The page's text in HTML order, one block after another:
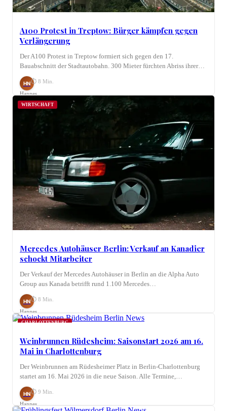
A100 Protest in Treptow: Bürger kämpfen gegen
Verlängerung
Der A100 Protest in Treptow formiert sich gegen den 17.
Bauabschnitt der Stadtautobahn. 300 Mieter fürchten Abriss ihrer…
HN
Hannes
Nagel
⏱ 8 Min.
WIRTSCHAFT
Mercedes Autohäuser Berlin: Verkauf an Kanadier
schockt Mitarbeiter
Der Verkauf der Mercedes Autohäuser in Berlin an die Alpha Auto
Group aus Kanada betrifft rund 1.100 Mercedes…
HN
Hannes
Nagel
⏱ 8 Min.
CHARLOTTENBURG
Weinbrunnen Rüdesheim: Saisonstart 2026 am 16.
Mai in Charlottenburg
Der Weinbrunnen am Rüdesheimer Platz in Berlin-Charlottenburg
startet am 16. Mai 2026 in die neue Saison. Alle Termine,…
HN
Hannes
⏱ 9 Min.